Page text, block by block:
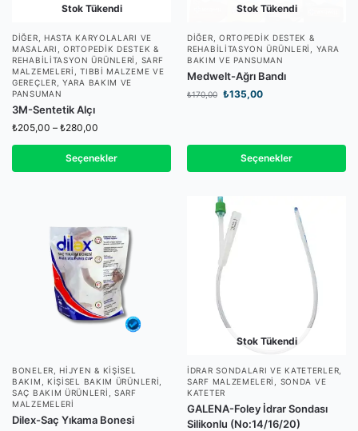
Stok Tükendi
DIĞER
HASTA KARYOLALARI VE
MASALARI
,ORTOPEDIK DESTEK &
REHABILITASYON ÜRÜNLERI
SARF
MALZEMELERI
,TIBBI MALZEME VE
GEREÇLER ,YARA BAKIM VE
PANSUMAN
3M-Sentetik Alçı
₺205,00 – ₺280,00
Seçenekler
Stok Tükendi
DIĞER
ORTOPEDIK DESTEK &
REHABILITASYON ÜRÜNLERI
YARA
BAKIM VE PANSUMAN
Medwelt-Ağrı Bandı
₺170,00 ₺135,00
Seçenekler
BONELER
HIJYEN & KIŞISEL
BAKIM
KIŞISEL BAKIM ÜRÜNLERI
SAÇ BAKIM ÜRÜNLERI
,SARF
MALZEMELERI
Dilex-Saç Yıkama Bonesi
Stok Tükendi
İDRAR SONDALARI VE KATETERLER
SARF MALZEMELERI
SONDA VE
KATETER
GALENA-Foley İdrar Sondası
Silikonlu (No:14/16/20)